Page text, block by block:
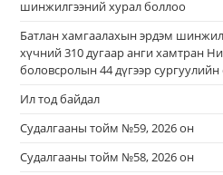
шинжилгээний хурал боллоо
Батлан хамгаалахын эрдэм
хүчний 310 дугаар анги хамтран
боловсролын 44 дүгээр
Ил тод байдал
Судалгааны тойм №59, 2026 он
Судалгааны тойм №58, 2026 он